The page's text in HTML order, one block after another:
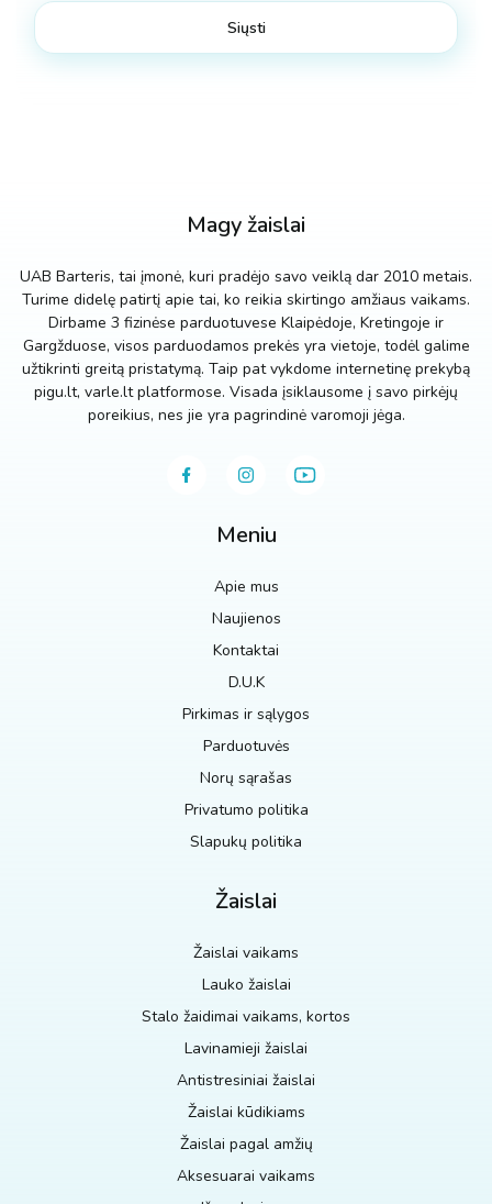
Magy žaislai
UAB Barteris, tai įmonė, kuri pradėjo savo veiklą dar 2010 metais.
Turime didelę patirtį apie tai, ko reikia skirtingo amžiaus vaikams.
Dirbame 3 fizinėse parduotuvese Klaipėdoje, Kretingoje ir
Gargžduose, visos parduodamos prekės yra vietoje, todėl galime
užtikrinti greitą pristatymą. Taip pat vykdome internetinę prekybą
pigu.lt, varle.lt platformose. Visada įsiklausome į savo pirkėjų
poreikius, nes jie yra pagrindinė varomoji jėga.
Meniu
Apie mus
Naujienos
Kontaktai
D.U.K
Pirkimas ir sąlygos
Parduotuvės
Norų sąrašas
Privatumo politika
Slapukų politika
Žaislai
Žaislai vaikams
Lauko žaislai
Stalo žaidimai vaikams, kortos
Lavinamieji žaislai
Antistresiniai žaislai
Žaislai kūdikiams
Žaislai pagal amžių
Aksesuarai vaikams